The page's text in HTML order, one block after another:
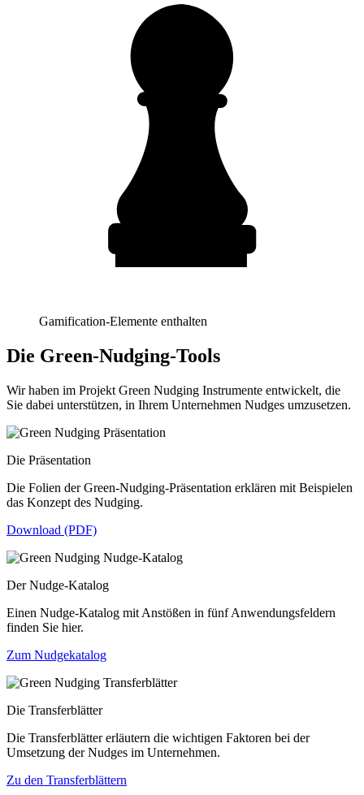
Gamification-Elemente enthalten
Die Green-Nudging-Tools
Wir haben im Projekt Green Nudging Instrumente entwickelt, die
Sie dabei unterstützen, in Ihrem Unternehmen Nudges umzusetzen.
Die Präsentation
Die Folien der Green-Nudging-Präsentation erklären mit Beispielen
das Konzept des Nudging.
Download (PDF)
Der Nudge-Katalog
Einen Nudge-Katalog mit Anstößen in fünf Anwendungsfeldern
finden Sie hier.
Zum Nudgekatalog
Die Transferblätter
Die Transferblätter erläutern die wichtigen Faktoren bei der
Umsetzung der Nudges im Unternehmen.
Zu den Transferblättern